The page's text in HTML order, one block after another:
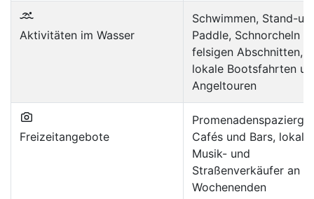
Aktivitäten im Wasser
Schwimmen, Stand-
Paddle, Schnorcheln
felsigen Abschnitten,
lokale Bootsfahrten
Angeltouren
Freizeitangebote
Cafés und Bars, lokale
Musik- und
Straßenverkäufer an
Wochenenden